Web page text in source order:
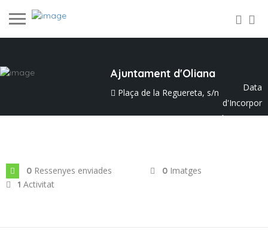
Ajuntament d'Oliana
Plaça de la Reguereta, s/n
Data
d'Incorpor
ació: ag. 2023
0 Ressenyes enviades 0 Imatges
1 Activitat